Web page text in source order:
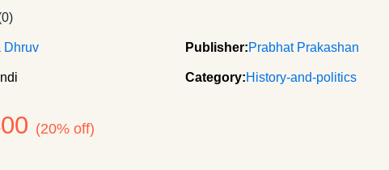
Dhruv Publisher:Prabhat Prakashan
Category:History-and-politics
(20% off)